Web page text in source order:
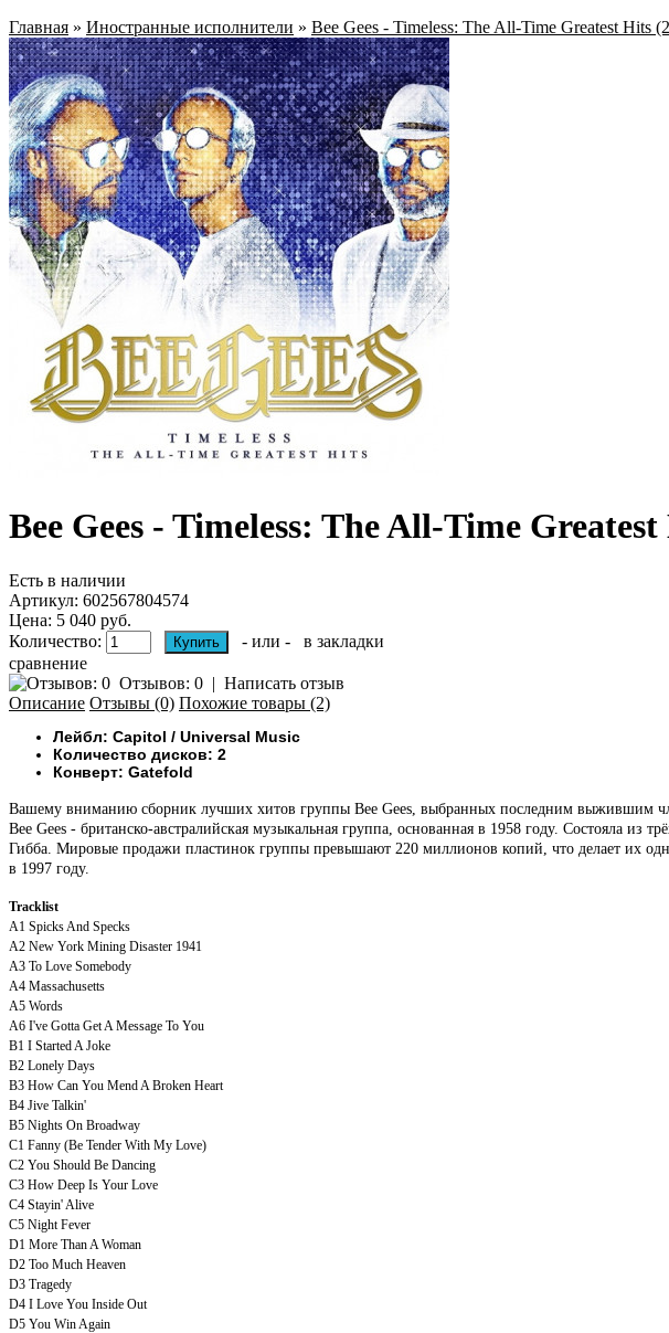
Главная » Иностранные исполнители » Bee Gees - Timeless: The All-Time Greatest Hits
Bee Gees - Timeless: The All-Time
Есть в наличии
Артикул: 602567804574
Цена: 5 040 руб.
Количество:
- или -
в закладки
сравнение
Отзывов: 0 | Написать отзыв
Описание Отзывы (0) Похожие товары (2)
Лейбл: Capitol / Universal Music
Количество дисков: 2
Конверт: Gatefold
Вашему вниманию сборник лучших хитов группы Bee Gees, выбранных последним выжившим
Bee Gees - британско-австралийская музыкальная группа, основанная в 1958 году. Состояла из
Гибба. Мировые продажи пластинок группы превышают 220 миллионов копий, что делает их
в 1997 году.
Tracklist
A1 Spicks And Specks
A2 New York Mining Disaster 1941
A3 To Love Somebody
A4 Massachusetts
A5 Words
A6 I've Gotta Get A Message To You
B1 I Started A Joke
B2 Lonely Days
B3 How Can You Mend A Broken Heart
B4 Jive Talkin'
B5 Nights On Broadway
C1 Fanny (Be Tender With My Love)
C2 You Should Be Dancing
C3 How Deep Is Your Love
C4 Stayin' Alive
C5 Night Fever
D1 More Than A Woman
D2 Too Much Heaven
D3 Tragedy
D4 I Love You Inside Out
D5 You Win Again